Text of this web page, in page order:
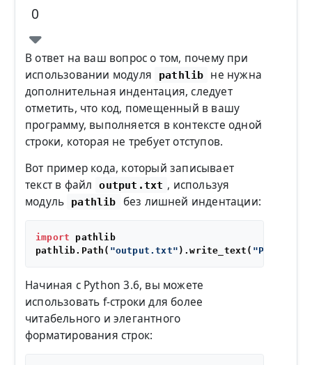
0
В ответ на ваш вопрос о том, почему при
использовании модуля
pathlib
не нужна
дополнительная индентация, следует
отметить, что код, помещенный в вашу
программу, выполняется в контексте одной
строки, которая не требует отступов.
Вот пример кода, который записывает
текст в файл
output.txt , используя
модуль
pathlib без лишней индентации:
import pathlib
pathlib.Path( "output.txt" ).write_text( "Purchase
Начиная с Python 3.6, вы можете
использовать f-строки для более
читабельного и элегантного
форматирования строк: